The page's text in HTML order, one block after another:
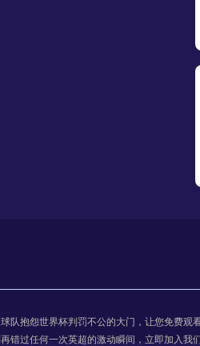
年的老
最佳第三名排序争议：净胜球为何不敌进球数？——美加墨世界杯规则解读
队抱怨世界杯判罚不公的大门，让您免费观
错过任何一次英超的激动瞬间，立即加入我